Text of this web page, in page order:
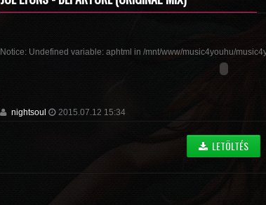
Notice: Undefined variable: aphtml in /mnt/www/music4youhu/
nightsoul 2015.07.12 15:34
LETÖLTÉS